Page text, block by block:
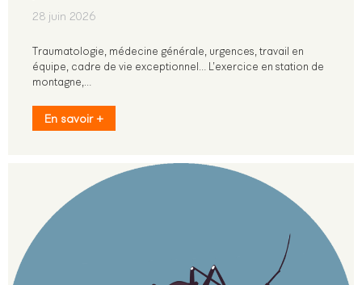
28 juin 2026
Traumatologie, médecine générale, urgences, travail en
équipe, cadre de vie exceptionnel… L’exercice en station de
montagne,…
En savoir +